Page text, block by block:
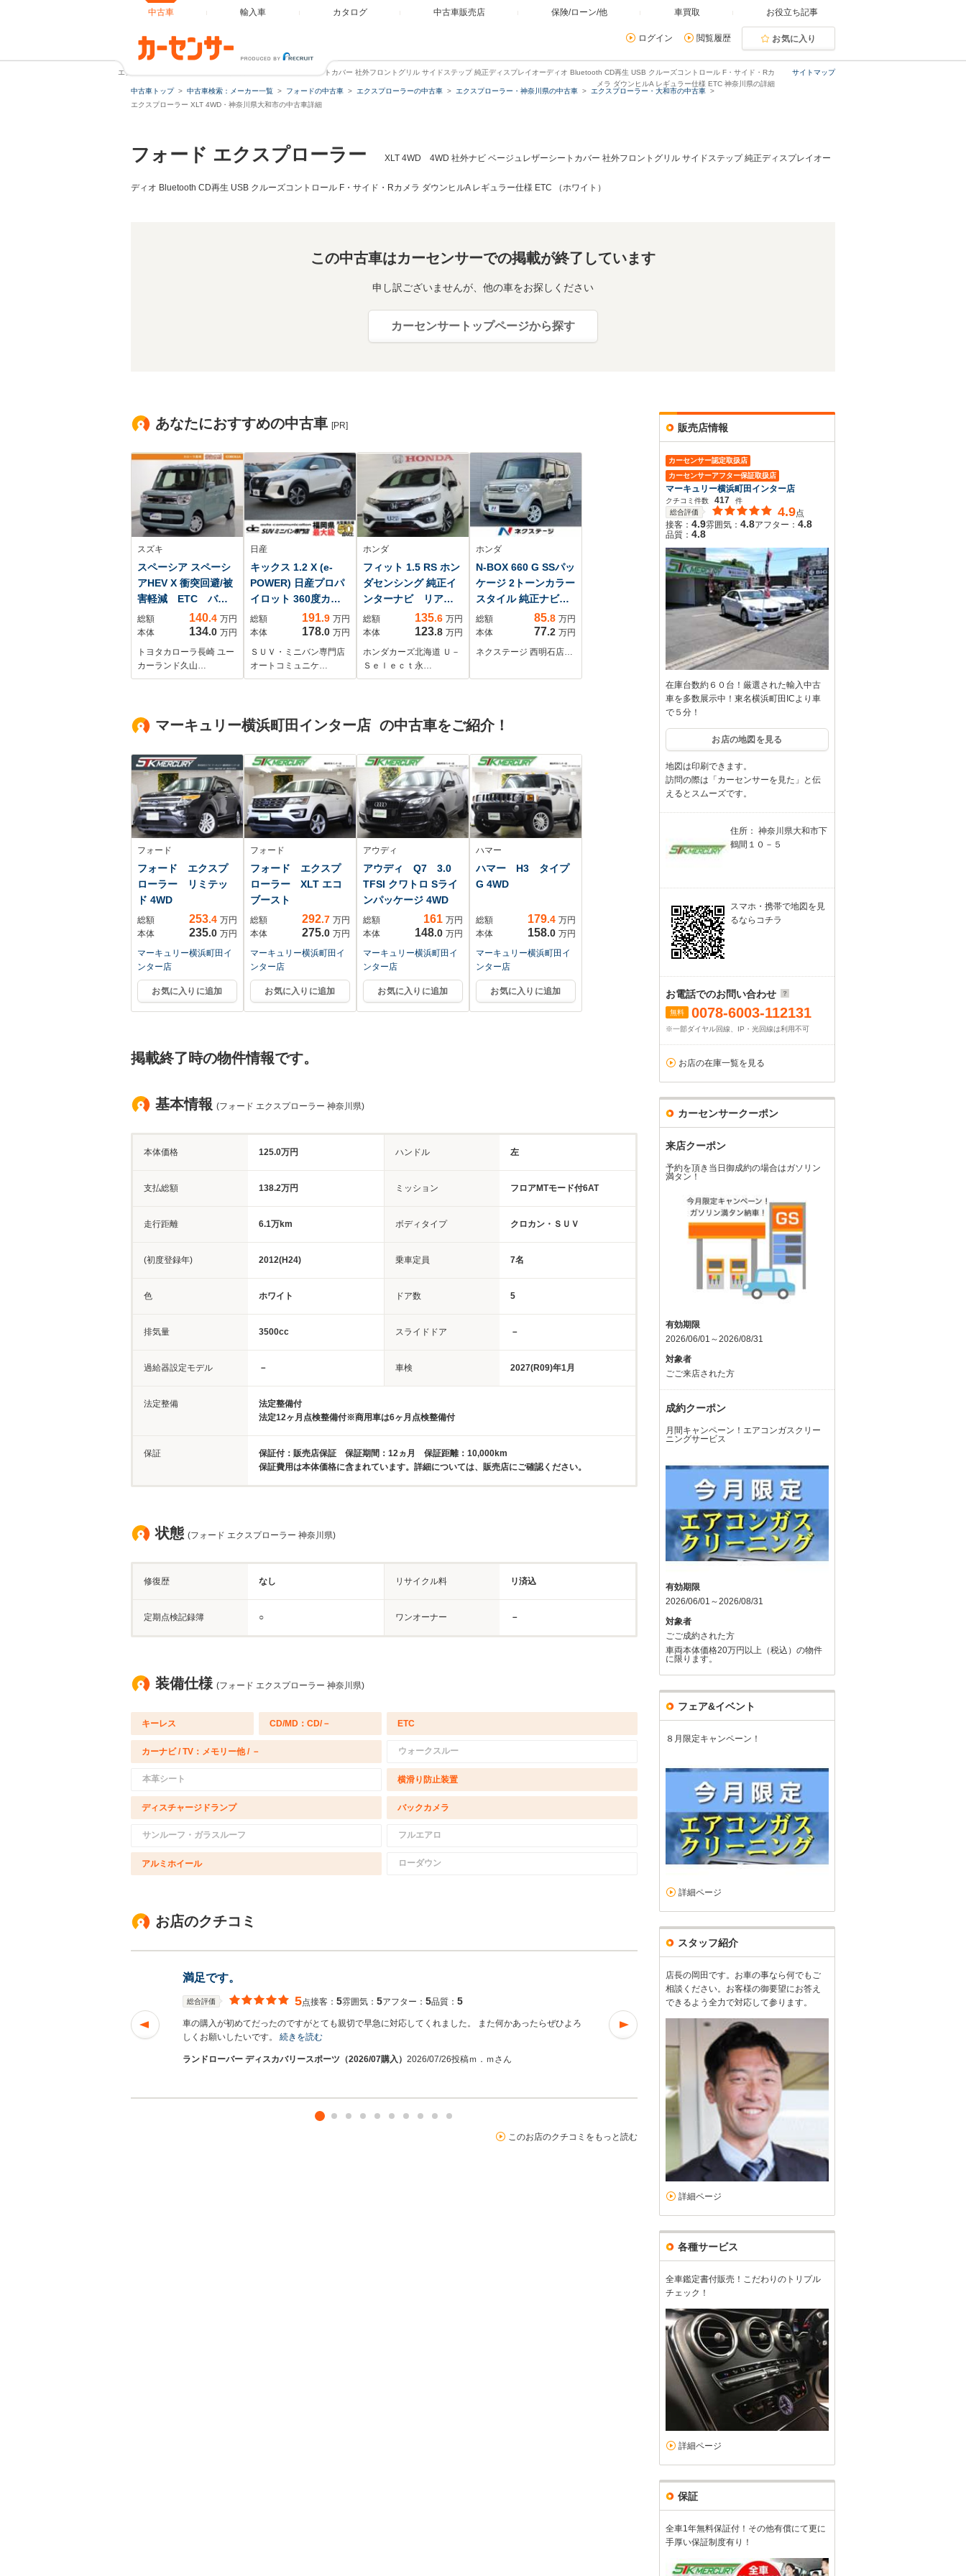
中古車 輸入車 カタログ 中古車販売店 保険/ローン/他 車買取 お役立ち記事
ログイン 閲覧履歴 お気に入り
サイトマップ
エクスプローラー XLT 4WD 4WD 社外ナビ ベージュレザーシートカバー 社外フロントグリル サイドステップ 純正ディスプレイオーディオ Bluetooth CD再生 USB クルーズコントロール F・サイド・Rカ
メラ ダウンヒルA レギュラー仕様 ETC 神奈川県の詳細
中古車トップ
中古車検索：メーカー一覧 フォードの中古車 エクスプローラーの中古車 エクスプローラー・神奈川県の中古車
エクスプローラー・大和市の中古車
エクスプローラー XLT 4WD・神奈川県大和市の中古車詳細
フォード エクスプローラー XLT 4WD 4WD 社外ナビ ベージュレザーシートカバー 社外フロントグリル サイドステップ 純正ディスプレイオー
ディオ Bluetooth CD再生 USB クルーズコントロール F・サイド・Rカメラ ダウンヒルA レギュラー仕様 ETC （ホワイト）
この中古車はカーセンサーでの掲載が終了しています
申し訳ございませんが、他の車をお探しください
カーセンサートップページから探す
あなたにおすすめの中古車 [PR]
スズキ
スペーシア スペーシ
アHEV X 衝突回避/被
害軽減 ETC バッ
クモニタ ナビ 両
側スライドドア パ
ノラミックビューモ
ニタ クルーズコン
トロール アイドリ
総額 140.4 万円
本体
134.0 万円
トヨタカローラ長崎 ユー
カーランド久山…
日産
キックス 1.2 X (e-
POWER) 日産プロパ
イロット 360度カメ
ラ 障害物センサー ハ
ーフレザーシート&ヒ
ーター 地デジTV
Bluetooth DVDビデ
オ ハンドルヒーター
ヘッドライト フロン
総額 191.9 万円
本体
178.0 万円
ＳＵＶ・ミニバン専門店
オートコミュニケ…
ホンダ
フィット 1.5 RS ホン
ダセンシング 純正イ
ンターナビ リアカ
メラ ETC 純正ド
ラレコ フルセグ
TV 夏冬タイヤ付き
総額 135.6 万円
本体
123.8 万円
ホンダカーズ北海道 Ｕ－
Ｓｅｌｅｃｔ永…
ホンダ
N-BOX 660 G SSパッ
ケージ 2トーンカラー
スタイル 純正ナビ
バックカメラ スマ
ートキー プッシュ
スタート 片側電動
ETC オートエアコ
総額 85.8 万円
本体
77.2 万円
ネクステージ 西明石店…
マーキュリー横浜町田インター店 の中古車をご紹介！
フォード
フォード エクスプ
ローラー リミテッ
ド 4WD
総額 253.4 万円
本体
235.0 万円
マーキュリー横浜町田イ
ンター店
お気に入りに追加
フォード
フォード エクスプ
ローラー XLT エコ
ブースト
総額 292.7 万円
本体
275.0 万円
マーキュリー横浜町田イ
ンター店
お気に入りに追加
アウディ
アウディ Q7 3.0
TFSI クワトロ Sライ
ンパッケージ 4WD
総額 161 万円
本体
148.0 万円
マーキュリー横浜町田イ
ンター店
お気に入りに追加
ハマー
ハマー H3 タイプ
G 4WD
総額 179.4 万円
本体
158.0 万円
マーキュリー横浜町田イ
ンター店
お気に入りに追加
掲載終了時の物件情報です。
基本情報 (フォード エクスプローラー 神奈川県)
本体価格 125.0万円 ハンドル 左
支払総額 138.2万円 ミッション フロアMTモード付6AT
走行距離 6.1万km ボディタイプ クロカン・ＳＵＶ
(初度登録年) 2012(H24) 乗車定員 7名
色 ホワイト ドア数 5
排気量 3500cc スライドドア －
過給器設定モデル － 車検 2027(R09)年1月
法定整備
法定整備付
法定12ヶ月点検整備付※商用車は6ヶ月点検整備付
保証
保証付：販売店保証 保証期間：12ヵ月 保証距離：10,000km
保証費用は本体価格に含まれています。詳細については、販売店にご確認ください。
状態 (フォード エクスプローラー 神奈川県)
修復歴 なし リサイクル料 リ済込
定期点検記録簿 ○ ワンオーナー －
装備仕様 (フォード エクスプローラー 神奈川県)
キーレス CD/MD：CD/－ ETC
カーナビ / TV：メモリー他 / － ウォークスルー
本革シート 横滑り防止装置
ディスチャージドランプ バックカメラ
サンルーフ・ガラスルーフ フルエアロ
アルミホイール ローダウン
お店のクチコミ
満足です。
総合評価 5点接客： 5雰囲気： 5アフター： 5品質： 5
車の購入が初めてだったのですがとても親切で早急に対応してくれました。 また何かあったらぜひよろ
しくお願いしたいです。 続きを読む
ランドローバー ディスカバリースポーツ（2026/07購入） 2026/07/26投稿ｍ．ｍさん
良い状態の車を保証付で購入できありがたい
総合評価 5
良い状態の車を保証付きで購入できありがたいです。納車までの対応
が、対応頂き大変助かりました！
メルセデス・ベンツ CLSクラスシューティングブレーク CLS400
（2026/07購入）
このお店のクチコミをもっと読む
販売店情報
カーセンサー認定取扱店
カーセンサーアフター保証取扱店
マーキュリー横浜町田インター店
クチコミ件数 417
件
総合評価
4.9点
接客： 4.9雰囲気： 4.8アフター： 4.8
品質： 4.8
在庫台数約６０台！厳選された輸入中古
車を多数展示中！東名横浜町田ICより車
で５分！
お店の地図を見る
地図は印刷できます。
訪問の際は「カーセンサーを見た」と伝
えるとスムーズです。
住所： 神奈川県大和市下
鶴間１０－５
スマホ・携帯で地図を見
るならコチラ
お電話でのお問い合わせ
無料 0078-6003-112131
※一部ダイヤル回線、IP・光回線は利用不可
お店の在庫一覧を見る
カーセンサークーポン
来店クーポン
予約を頂き当日御成約の場合はガソリン
満タン！
有効期限
2026/06/01～2026/08/31
対象者
ごご来店された方
成約クーポン
月間キャンペーン！エアコンガスクリー
ニングサービス
有効期限
2026/06/01～2026/08/31
対象者
ごご成約された方
車両本体価格20万円以上（税込）の物件
に限ります。
フェア&イベント
８月限定キャンペーン！
詳細ページ
スタッフ紹介
店長の岡田です。お車の事なら何でもご
相談ください。お客様の御要望にお答え
できるよう全力で対応して参ります。
詳細ページ
各種サービス
全車鑑定書付販売！こだわりのトリプル
チェック！
詳細ページ
保証
全車1年無料保証付！その他有償にて更に
手厚い保証制度有り！